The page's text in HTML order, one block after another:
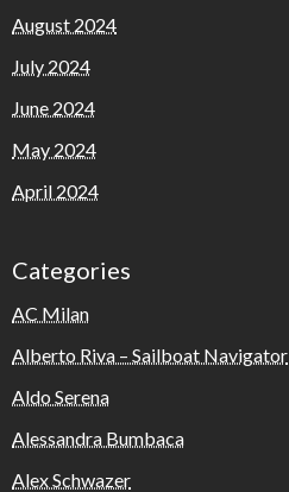
August 2024
July 2024
June 2024
May 2024
April 2024
Categories
AC Milan
Alberto Riva – Sailboat Navigator
Aldo Serena
Alessandra Bumbaca
Alex Schwazer